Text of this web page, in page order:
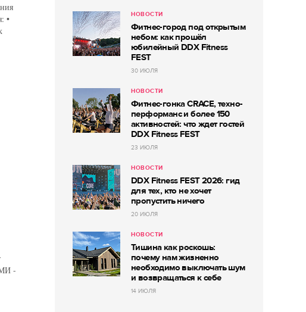
•
-
НОВОСТИ
Фитнес-город под открытым
небом: как прошёл
юбилейный DDX Fitness
FEST
30 ИЮЛЯ
НОВОСТИ
Фитнес-гонка CRACE, техно-
перформанс и более 150
активностей: что ждет гостей
DDX Fitness FEST
23 ИЮЛЯ
НОВОСТИ
DDX Fitness FEST 2026: гид
для тех, кто не хочет
пропустить ничего
20 ИЮЛЯ
НОВОСТИ
Тишина как роскошь:
почему нам жизненно
необходимо выключать шум
и возвращаться к себе
14 ИЮЛЯ